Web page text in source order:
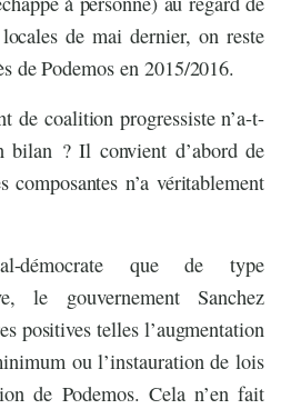
de mai dernier, on reste
de Podemos en 2015/2016.
de coalition progressiste n’a-t-
bilan ? Il convient d’abord de
composantes n’a véritablement
démocrate que de type
le gouvernement Sanchez
positives telles l’augmentation
ou l’instauration de lois
de Podemos. Cela n’en fait